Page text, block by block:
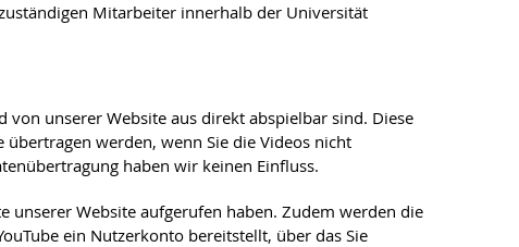
Mitarbeiter innerhalb der Universität
von unserer Website aus direkt abspielbar sind. Diese
übertragen werden, wenn Sie die Videos nicht
haben wir keinen Einfluss.
unserer Website aufgerufen haben. Zudem werden die
ein Nutzerkonto bereitstellt, über das Sie